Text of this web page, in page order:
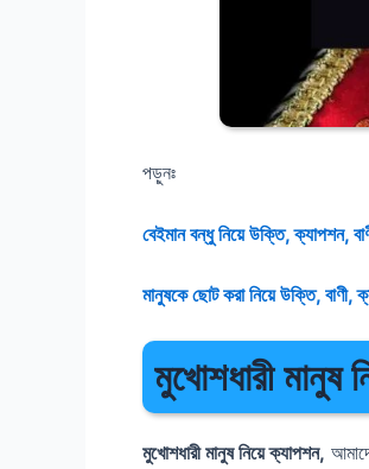
পড়ুনঃ
বেইমান বন্ধু নিয়ে উক্তি, ক্যাপশন,
মানুষকে ছোট করা নিয়ে উক্তি, বাণী,
মুখোশধারী মানুষ
মুখোশধারী মানুষ নিয়ে ক্যাপশন,